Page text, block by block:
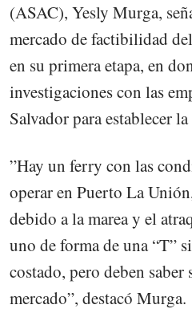
(ASAC), Yesly Murga,
mercado de factibilidad
en su primera etapa, en
investigaciones con las
Salvador para establecer
”Hay un ferry con las
operar en Puerto La
debido a la marea y el
uno de forma de una “T”
costado, pero deben
mercado”, destacó Murga.